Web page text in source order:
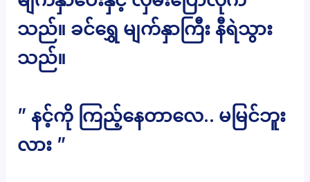
သည်။ ခင်ရွှေ မျက်နှာကြီး နီရဲသွား
သည်။
” နင့်ကို ကြည့်နေတာလေ.. မမြင်ဘူး
လား ”